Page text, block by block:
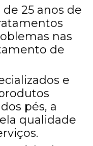
25 anos de
nas
de
e
pés, a
qualidade